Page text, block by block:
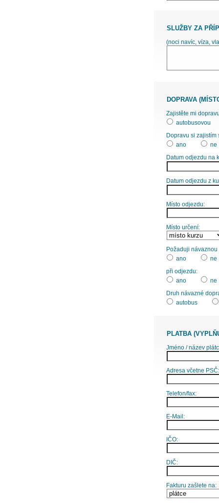
SLUŽBY ZA
(noci navíc, víza,
DOPRAVA
Zajistěte mi
autobusovou
Dopravu si zajistím
ano
ne
Datum odjezdu na
Datum odjezdu z
Místo odjezdu:
Místo určení:
Požaduji
ano
ne
při odjezdu:
ano
ne
Druh návazné
autobus
PLATBA
Jméno / název
Adresa včetne PSČ:
Telefon/fax:
E-Mail:
IČO:
DIČ:
Fakturu zašlete na: